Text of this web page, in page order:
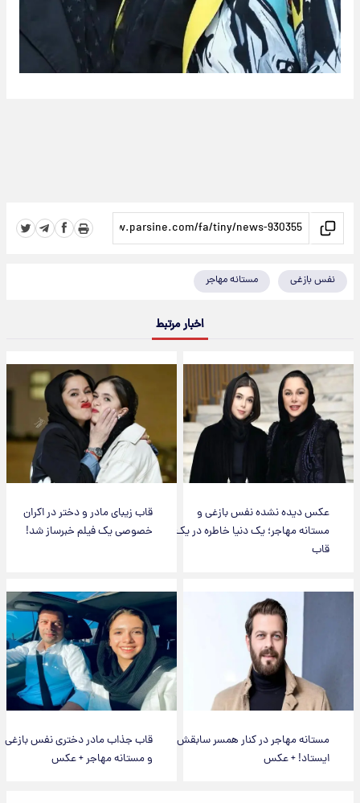
نفس بازغی مستانه مهاجر
اخبار مرتبط
عکس دیده نشده نفس بازغی و
مستانه مهاجر؛ یک دنیا خاطره در یک
قاب
قاب زیبای مادر و دختر در اکران
خصوصی یک فیلم خبرساز شد!
مستانه مهاجر در کنار همسر سابقش
ایستاد! + عکس
قاب جذاب مادر دختری نفس بازغی
و مستانه مهاجر + عکس